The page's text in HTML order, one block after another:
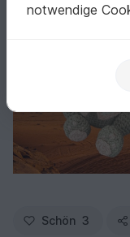
Schön 3
notwendige